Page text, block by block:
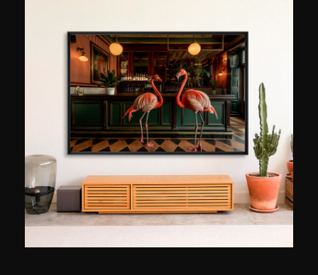
suo lavoro in ufficio e trasferirsi a Marbella. L'arte
del suo lavoro trascende la tecnologia,
immergendo il pubblico in un'avventura
emozionante ogni volta, come se fosse lì con lui.
Gibbe è particolarmente orgoglioso della sua
costante evoluzione come creativo attraverso
ciascuna delle sue esperienze, che hanno
portato alla creazione di un social network di
notevoli dimensioni. Sarà la chiave per catturare
quei momenti sfuggenti che vorresti durassero
per sempre, assicurando che possano davvero